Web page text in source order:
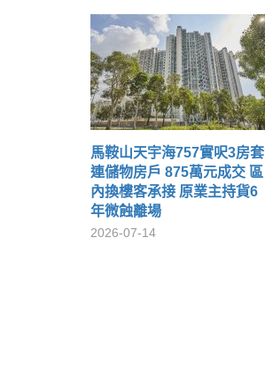
馬鞍山天宇海757實呎3房套
連儲物房戶 875萬元成交 區
內換樓客承接 原業主持貨6
年微蝕離場
2026-07-14